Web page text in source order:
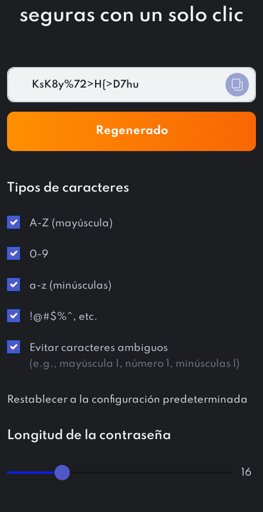
seguras con un solo clic
KsK8y%72>H{>D7hu
Regenerado
Tipos de caracteres
A-Z (mayúscula)
0-9
a-z (minúsculas)
!@#$%^, etc.
Evitar caracteres ambiguos
(e.g., mayúscula I, número 1, minúsculas l)
Restablecer a la configuración predeterminada
Longitud de la contraseña